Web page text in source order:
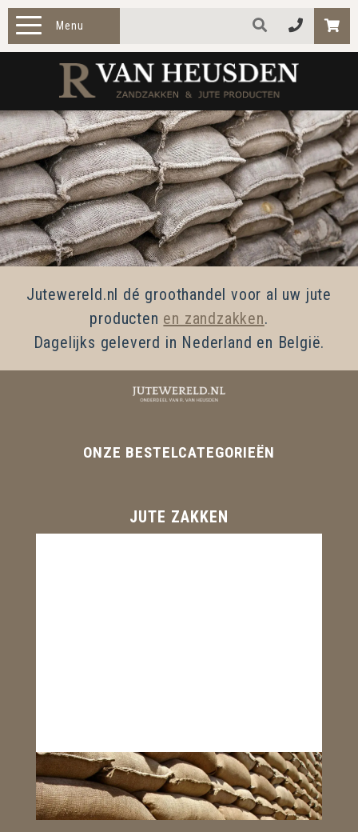
Menu
PRODUCTEN
ZAKELIJK
TOEPASSINGEN
OVER ONS
Jutewereld.nl dé groothandel voor al uw jute
producten en zandzakken.
Dagelijks geleverd in Nederland en België.
ONZE BESTELCATEGORIEËN
JUTE ZAKKEN